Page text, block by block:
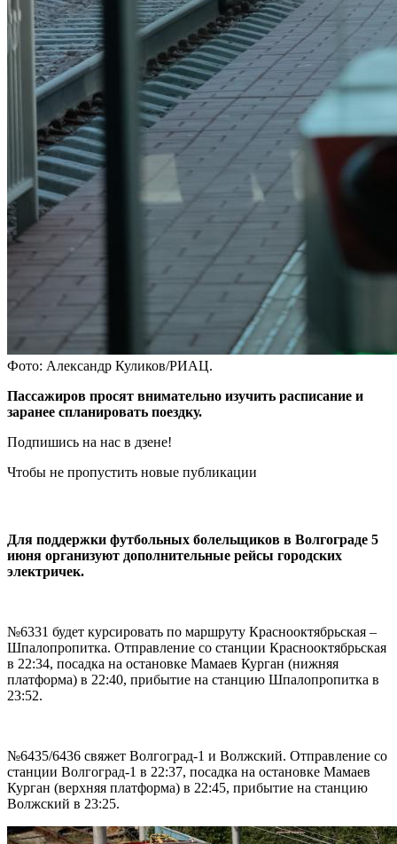
Фото: Александр Куликов/РИАЦ.
Пассажиров просят внимательно изучить расписание и
заранее спланировать поездку.
Подпишись на нас в дзене!
Чтобы не пропустить новые публикации
Для поддержки футбольных болельщиков в Волгограде 5
июня организуют дополнительные рейсы городских
электричек.
№6331 будет курсировать по маршруту Краснооктябрьская –
Шпалопропитка. Отправление со станции Краснооктябрьская
в 22:34, посадка на остановке Мамаев Курган (нижняя
платформа) в 22:40, прибытие на станцию Шпалопропитка в
23:52.
№6435/6436 свяжет Волгоград-1 и Волжский. Отправление со
станции Волгоград-1 в 22:37, посадка на остановке Мамаев
Курган (верхняя платформа) в 22:45, прибытие на станцию
Волжский в 23:25.